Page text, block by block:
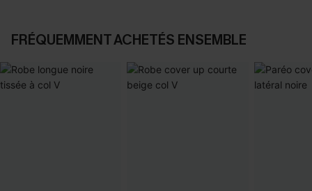
FRÉQUEMMENT ACHETÉS ENSEMBLE